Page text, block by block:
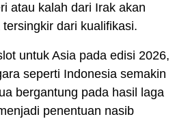
atau kalah dari Irak akan
dari kualifikasi.
untuk Asia pada edisi 2026,
seperti Indonesia semakin
bergantung pada hasil laga
penentuan nasib